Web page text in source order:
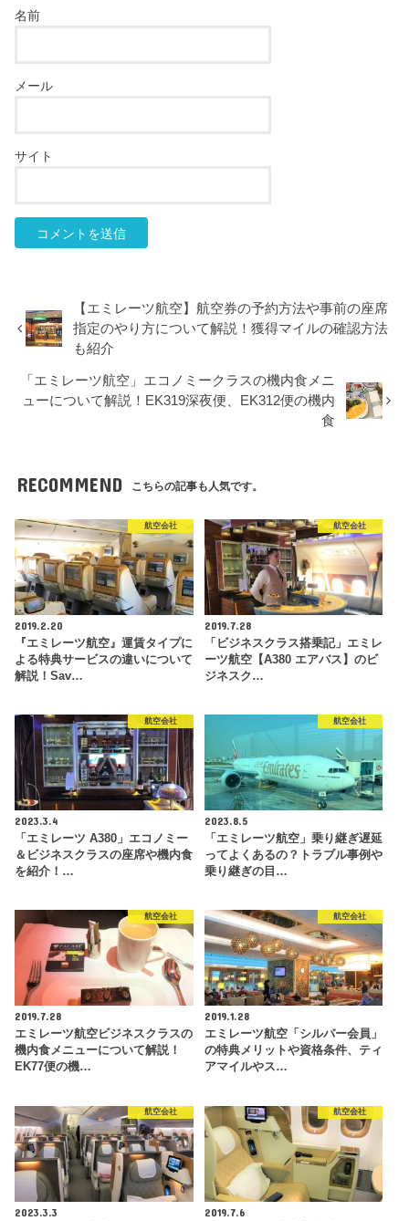
名前
メール
サイト
【エミレーツ航空】航空券の予約方法や事前の座席
指定のやり方について解説！獲得マイルの確認方法
も紹介
「エミレーツ航空」エコノミークラスの機内食メニ
ューについて解説！EK319深夜便、EK312便の機内
食
RECOMMEND こちらの記事も人気です。
航空会社
2019.2.20
『エミレーツ航空』運賃タイプに
よる特典サービスの違いについて
解説！Sav…
航空会社
2019.7.28
「ビジネスクラス搭乗記」エミレ
ーツ航空【A380 エアバス】のビ
ジネスク…
航空会社
2023.3.4
「エミレーツ A380」エコノミー
＆ビジネスクラスの座席や機内食
を紹介！…
航空会社
2023.8.5
「エミレーツ航空」乗り継ぎ遅延
ってよくあるの？トラブル事例や
乗り継ぎの目…
航空会社
2019.7.28
エミレーツ航空ビジネスクラスの
機内食メニューについて解説！
EK77便の機…
航空会社
2019.1.28
エミレーツ航空「シルバー会員」
の特典メリットや資格条件、ティ
アマイルやス…
航空会社
2023.3.3
航空会社
2019.7.6